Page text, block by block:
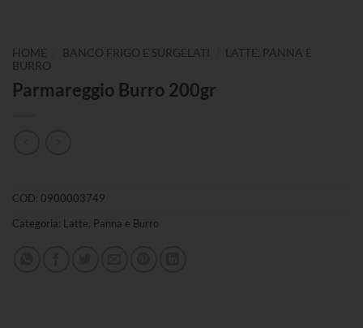
HOME BANCO FRIGO E SURGELATI
LATTE, PANNA E
BURRO
Parmareggio Burro 200gr
COD: 0900003749
Categoria: Latte, Panna e Burro